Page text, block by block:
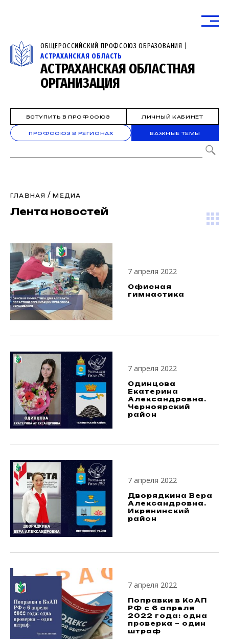
ОБЩЕРОССИЙСКИЙ ПРОФСОЮЗ ОБРАЗОВАНИЯ |
АСТРАХАНСКАЯ ОБЛАСТЬ
АСТРАХАНСКАЯ ОБЛАСТНАЯ
ОРГАНИЗАЦИЯ
ВСТУПИТЬ В ПРОФСОЮЗ ЛИЧНЫЙ КАБИНЕТ
ПРОФСОЮЗ В РЕГИОНАХ ВАЖНЫЕ ТЕМЫ
ГЛАВНАЯ /МЕДИА
Лента новостей
7 апреля 2022
Офисная
гимнастика
7 апреля 2022
Одинцова
Екатерина
Александровна.
Черноярский
район
7 апреля 2022
Дворядкина Вера
Александровна.
Икрянинский
район
7 апреля 2022
Поправки в КоАП
РФ с 6 апреля
2022 года: одна
проверка – один
штраф